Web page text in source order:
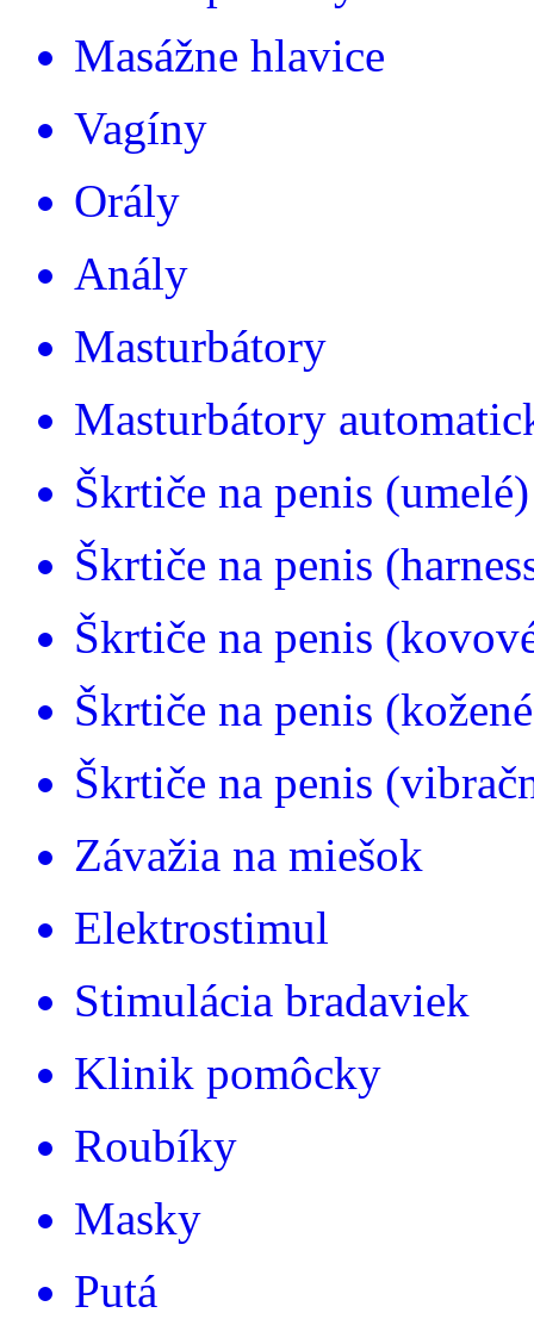
Masážne hlavice
Vagíny
Orály
Anály
Masturbátory
Masturbátory
Škrtiče na penis (umelé)
Škrtiče na penis
Škrtiče na penis
Škrtiče na penis
Škrtiče na penis
Závažia na miešok
Elektrostimul
Stimulácia bradaviek
Klinik pomôcky
Roubíky
Masky
Putá